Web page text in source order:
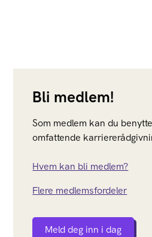
Bli medlem!
Som medlem kan du
omfattende
Hvem kan bli medlem?
Flere medlemsfordeler
Meld deg inn i dag